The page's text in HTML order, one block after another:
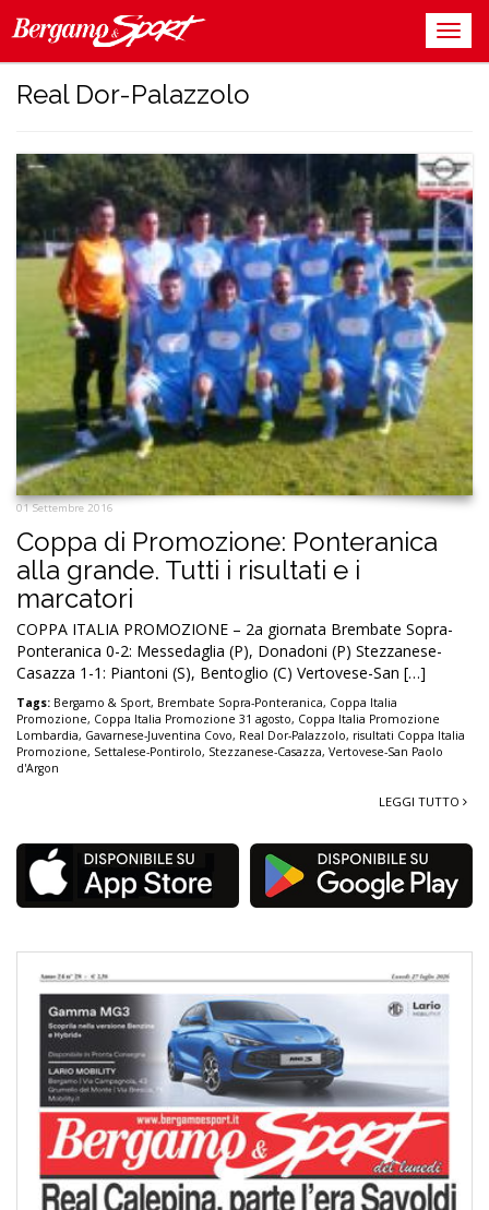
Real Dor-Palazzolo
01 Settembre 2016
Coppa di Promozione: Ponteranica
alla grande. Tutti i risultati e i
marcatori
COPPA ITALIA PROMOZIONE – 2a giornata Brembate Sopra-
Ponteranica 0-2: Messedaglia (P), Donadoni (P) Stezzanese-
Casazza 1-1: Piantoni (S), Bentoglio (C) Vertovese-San […]
Tags: Bergamo & Sport, Brembate Sopra-Ponteranica, Coppa Italia
Promozione, Coppa Italia Promozione 31 agosto, Coppa Italia Promozione
Lombardia, Gavarnese-Juventina Covo, Real Dor-Palazzolo, risultati Coppa Italia
Promozione, Settalese-Pontirolo, Stezzanese-Casazza, Vertovese-San Paolo
d'Argon
LEGGI TUTTO